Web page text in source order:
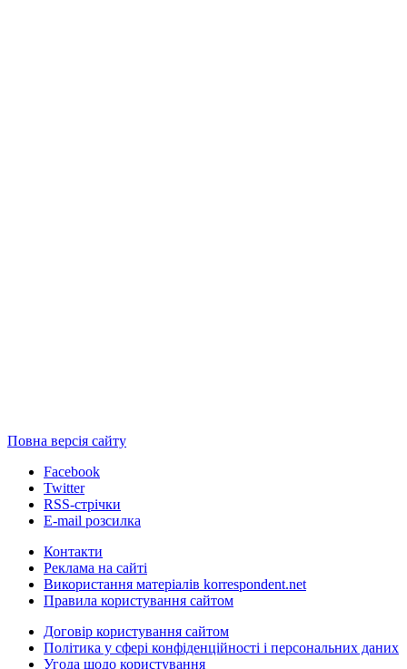
Повна версія сайту
Facebook
Twitter
RSS-стрічки
E-mail розсилка
Контакти
Реклама на сайті
Використання матеріалів korrespondent.net
Правила користування сайтом
Договір користування сайтом
Політика у сфері конфіденційності і персональних даних
Угода щодо користування